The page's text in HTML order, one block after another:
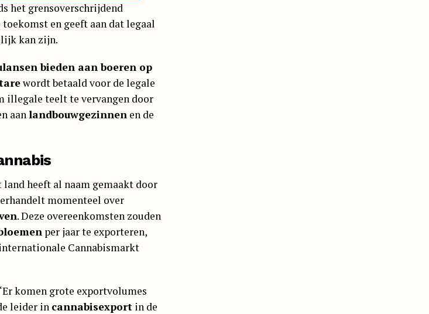
het grensoverschrijdend
en geeft aan dat legaal
kan zijn.
bieden aan boeren op
wordt betaald voor de legale
illegale teelt te vervangen door
aan landbouwgezinnen en de
heeft al naam gemaakt door
momenteel over
. Deze overeenkomsten zouden
per jaar te exporteren,
Cannabismarkt
komen grote exportvolumes
leider in cannabisexport in de